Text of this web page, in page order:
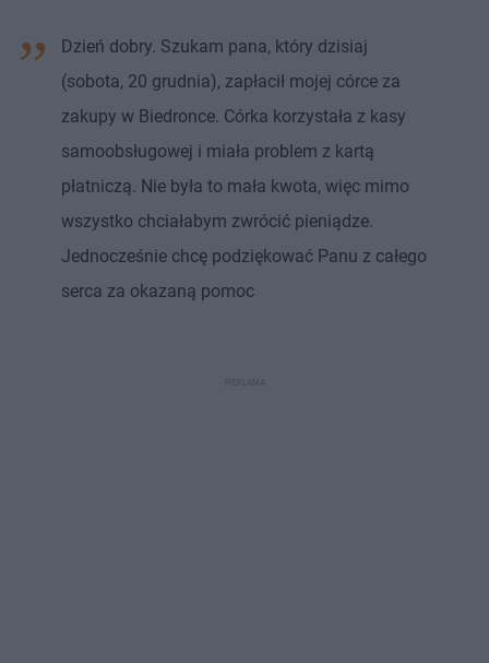
Dzień dobry. Szukam pana, który dzisiaj
(sobota, 20 grudnia), zapłacił mojej córce za
zakupy w Biedronce. Córka korzystała z kasy
samoobsługowej i miała problem z kartą
płatniczą. Nie była to mała kwota, więc mimo
wszystko chciałabym zwrócić pieniądze.
Jednocześnie chcę podziękować Panu z całego
serca za okazaną pomoc